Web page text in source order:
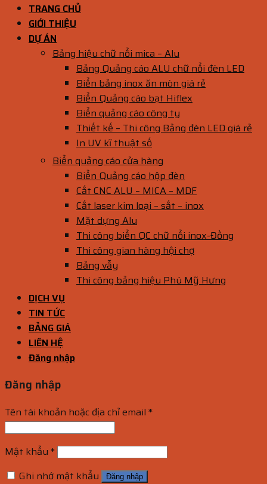
TRANG CHỦ
GIỚI THIỆU
DỰ ÁN
Bảng hiệu chữ nổi mica – Alu
Bảng Quảng cáo ALU chữ nổi đèn LED
Biển bảng inox ăn mòn giá rẻ
Biển Quảng cáo bạt Hiflex
Biển quảng cáo công ty
Thiết kế – Thi công Bảng đèn LED giá rẻ
In UV kĩ thuật số
Biển quảng cáo cửa hàng
Biển Quảng cáo hộp đèn
Cắt CNC ALU – MICA – MDF
Cắt laser kim loại – sắt – inox
Mặt dựng Alu
Thi công biển QC chữ nổi inox-Đồng
Thi công gian hàng hội chợ
Bảng vẫy
Thi công bảng hiệu Phú Mỹ Hưng
DỊCH VỤ
TIN TỨC
BẢNG GIÁ
LIÊN HỆ
Đăng nhập
Đăng nhập
Tên tài khoản hoặc địa chỉ email *
Mật khẩu *
Ghi nhớ mật khẩu
Đăng nhập